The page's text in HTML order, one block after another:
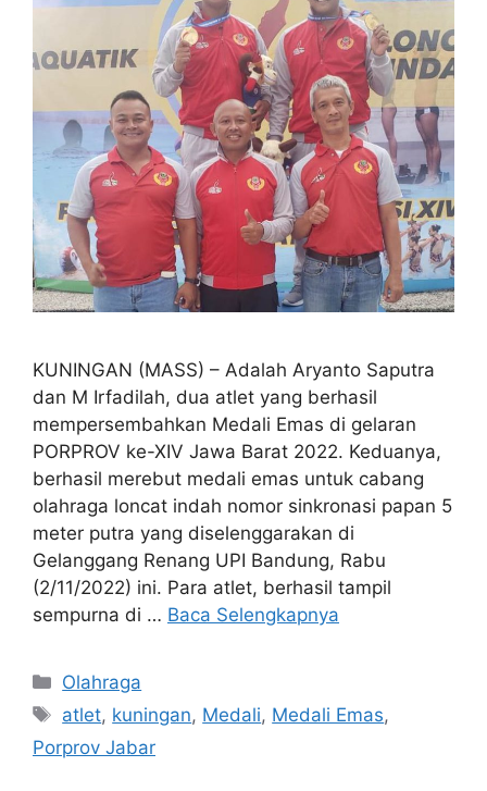
KUNINGAN (MASS) – Adalah Aryanto Saputra
dan M Irfadilah, dua atlet yang berhasil
mempersembahkan Medali Emas di gelaran
PORPROV ke-XIV Jawa Barat 2022. Keduanya,
berhasil merebut medali emas untuk cabang
olahraga loncat indah nomor sinkronasi papan 5
meter putra yang diselenggarakan di
Gelanggang Renang UPI Bandung, Rabu
(2/11/2022) ini. Para atlet, berhasil tampil
sempurna di … Baca Selengkapnya
Kategori
Olahraga
Tag
atlet, kuningan, Medali, Medali Emas,
Porprov Jabar